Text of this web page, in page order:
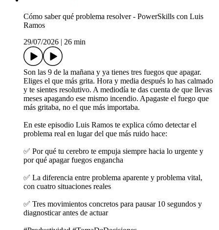
Cómo saber qué problema resolver - PowerSkills con Luis
Ramos
29/07/2026
26 min
Son las 9 de la mañana y ya tienes tres fuegos que apagar.
Eliges el que más grita. Hora y media después lo has calmado
y te sientes resolutivo. A mediodía te das cuenta de que llevas
meses apagando ese mismo incendio. Apagaste el fuego que
más gritaba, no el que más importaba.
En este episodio Luis Ramos te explica cómo detectar el
problema real en lugar del que más ruido hace:
✅ Por qué tu cerebro te empuja siempre hacia lo urgente y
por qué apagar fuegos engancha
✅ La diferencia entre problema aparente y problema vital,
con cuatro situaciones reales
✅ Tres movimientos concretos para pausar 10 segundos y
diagnosticar antes de actuar